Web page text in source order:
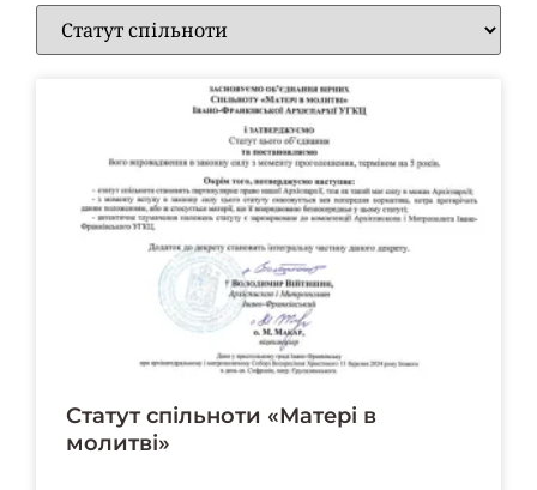
Статут спільноти «Матері в
молитві»